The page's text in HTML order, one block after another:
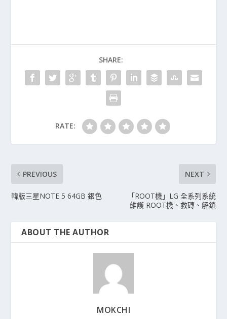
SHARE:
RATE:
PREVIOUS
韓版三星NOTE 5 64GB 銀色
NEXT
「ROOT機」LG 全系列系統
維護 ROOT機、救磚、解鎖
ABOUT THE AUTHOR
MOKCHI